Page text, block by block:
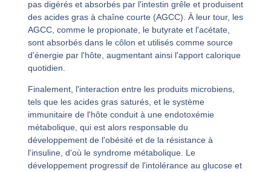
pas digérés et absorbés par l'intestin grêle et produisent
des acides gras à chaîne courte (AGCC). À leur tour, les
AGCC, comme le propionate, le butyrate et l'acétate,
sont absorbés dans le côlon et utilisés comme source
d'énergie par l'hôte, augmentant ainsi l'apport calorique
quotidien.
Finalement, l'interaction entre les produits microbiens,
tels que les acides gras saturés, et le système
immunitaire de l'hôte conduit à une endotoxémie
métabolique, qui est alors responsable du
développement de l'obésité et de la résistance à
l'insuline, d'où le syndrome métabolique. Le
développement progressif de l'intolérance au glucose et